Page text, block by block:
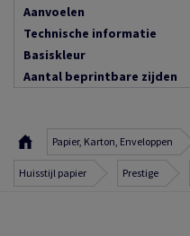
Aanvoelen
Technische informatie
Basiskleur
Aantal beprintbare zijden
Papier, Karton, Enveloppen
Huisstijl papier Prestige